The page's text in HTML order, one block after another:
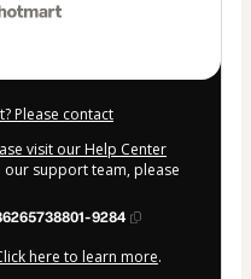
Please contact
visit our Help Center
support team, please
9284
here to learn more.